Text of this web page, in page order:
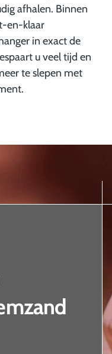
afhalen. Binnen
en-klaar
in exact de
u veel tijd en
te slepen met